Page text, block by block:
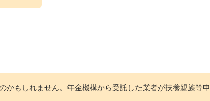
かもしれません。年金機構から受託した業者が扶養親族等申